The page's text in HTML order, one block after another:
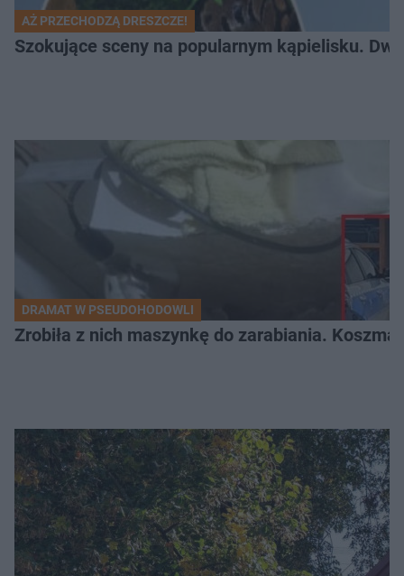
AŻ PRZECHODZĄ DRESZCZE!
Szokujące sceny na popularnym kąpielisku.
DRAMAT W PSEUDOHODOWLI
Zrobiła z nich maszynkę do zarabiania.